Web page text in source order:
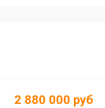
2 880 000 руб